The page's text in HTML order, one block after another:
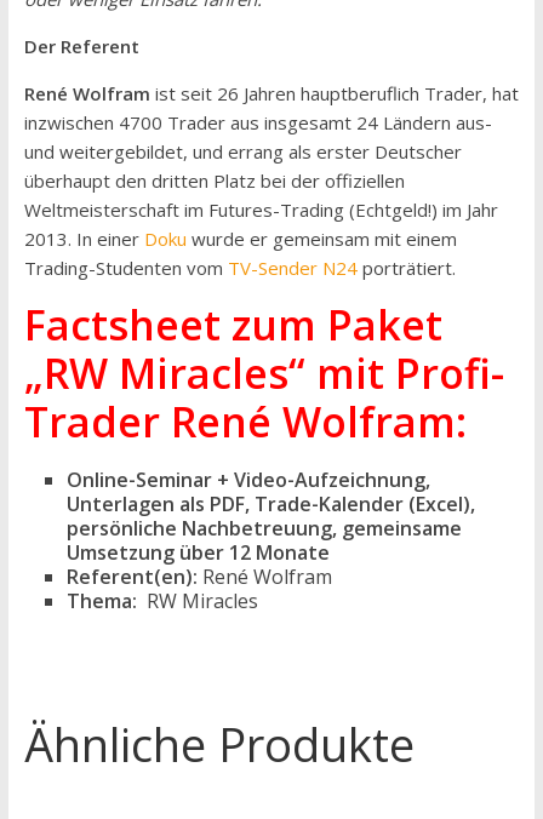
Der Referent
René Wolfram ist seit 26 Jahren hauptberuflich Trader, hat
inzwischen 4700 Trader aus insgesamt 24 Ländern aus-
und weitergebildet, und errang als erster Deutscher
überhaupt den dritten Platz bei der offiziellen
Weltmeisterschaft im Futures-Trading (Echtgeld!) im Jahr
2013. In einer Doku wurde er gemeinsam mit einem
Trading-Studenten vom TV-Sender N24porträtiert.
Factsheet zum Paket
„RW Miracles“ mit Profi-
Trader René Wolfram:
Online-Seminar + Video-Aufzeichnung,
Unterlagen als PDF, Trade-Kalender (Excel),
persönliche Nachbetreuung, gemeinsame
Umsetzung über 12 Monate
Referent(en): René Wolfram
Thema: RW Miracles
Ähnliche Produkte